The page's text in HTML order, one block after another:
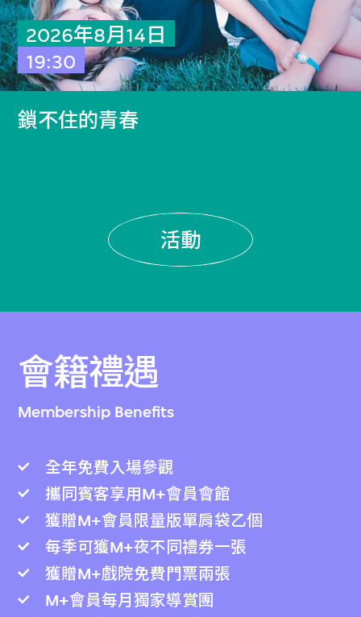
2026年8月14日
19:30
鎖不住的青春
活動
會籍禮遇
Membership Benefits
全年免費入場參觀
攜同賓客享用M+會員會館
獲贈M+會員限量版單肩袋乙個
每季可獲M+夜不同禮券一張
獲贈M+戲院免費門票兩張
M+會員每月獨家導賞團